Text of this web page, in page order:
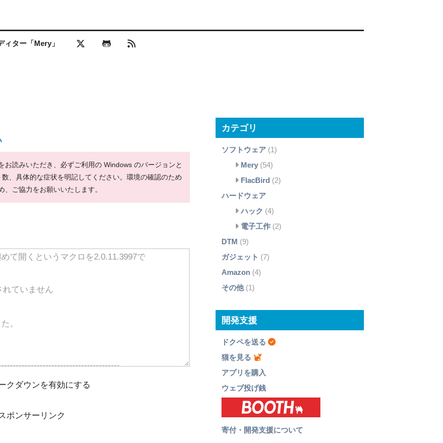
ィター「Mery」
お読みいただき、必ずご利用の Windows のバージョンと
、具体的な症状を明記してください。環境の確認のため
ご協力をお願いいたします。
クダウンを有効にする
ポンサーリンク
カテゴリ
ソフトウェア(1)
Mery (54)
FlacBird (2)
ハードウェア
ハック (4)
電子工作 (2)
DTM (9)
ガジェット (7)
Amazon(4)
その他(1)
開発支援
ドクペを送る
猫を見る
アプリを購入
ウェブ投げ銭
寄付・開発支援について